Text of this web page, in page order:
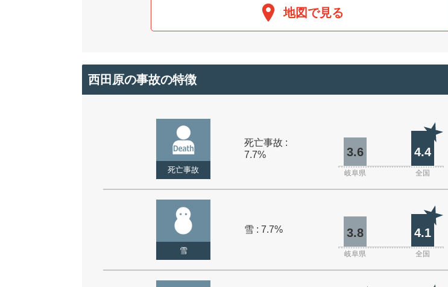
地図で見る
西田原の事故の特徴
死亡事故
死亡事故 :
7.7%
3.6 4.4
岐阜県 全国
雪
雪 : 7.7% 3.8 4.1
岐阜県 全国